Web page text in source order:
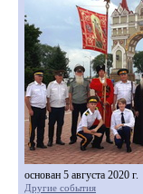
основан 5 августа 2020 г.
Другие события